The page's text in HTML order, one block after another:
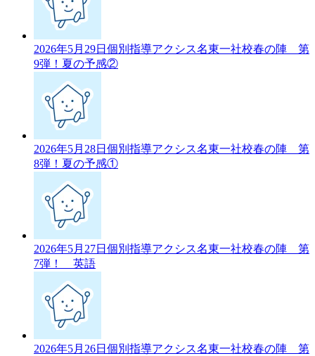
2026年5月29日 個別指導アクシス名東一社校春の陣 第
9弾！夏の予感②
2026年5月28日 個別指導アクシス名東一社校春の陣 第
8弾！夏の予感①
2026年5月27日 個別指導アクシス名東一社校春の陣 第
7弾！ 英語
2026年5月26日 個別指導アクシス名東一社校春の陣 第